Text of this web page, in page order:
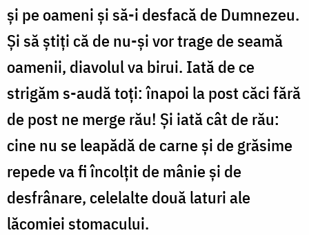
şi pe oameni şi să-i desfacă de Dumnezeu.
Şi să ştiţi că de nu-şi vor trage de seamă
oamenii, diavolul va birui. Iată de ce
strigăm s-audă toţi: înapoi la post căci fără
de post ne merge rău! Şi iată cât de rău:
cine nu se leapădă de carne şi de grăsime
repede va fi încolţit de mânie şi de
desfrânare, celelalte două laturi ale
lăcomiei stomacului.